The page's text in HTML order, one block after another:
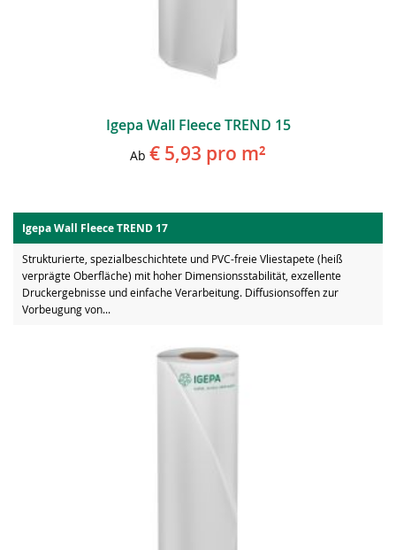
Igepa Wall Fleece TREND 15
Ab € 5,93 pro m²
Igepa Wall Fleece TREND 17
Strukturierte, spezialbeschichtete und PVC-freie Vliestapete (heiß
verprägte Oberfläche) mit hoher Dimensionsstabilität, exzellente
Druckergebnisse und einfache Verarbeitung. Diffusionsoffen zur
Vorbeugung von...